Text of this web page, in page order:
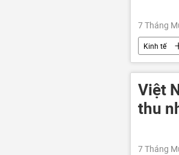
7 Tháng
Kinh tế
Việt
thu
7 Tháng